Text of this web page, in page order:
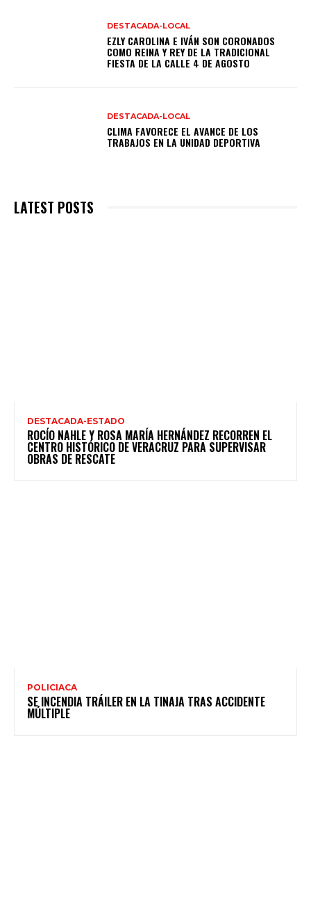
DESTACADA-LOCAL
EZLY CAROLINA E IVÁN SON CORONADOS
COMO REINA Y REY DE LA TRADICIONAL
FIESTA DE LA CALLE 4 DE AGOSTO
DESTACADA-LOCAL
CLIMA FAVORECE EL AVANCE DE LOS
TRABAJOS EN LA UNIDAD DEPORTIVA
LATEST POSTS
DESTACADA-ESTADO
ROCÍO NAHLE Y ROSA MARÍA HERNÁNDEZ RECORREN EL
CENTRO HISTÓRICO DE VERACRUZ PARA SUPERVISAR
OBRAS DE RESCATE
POLICIACA
SE INCENDIA TRÁILER EN LA TINAJA TRAS ACCIDENTE
MÚLTIPLE